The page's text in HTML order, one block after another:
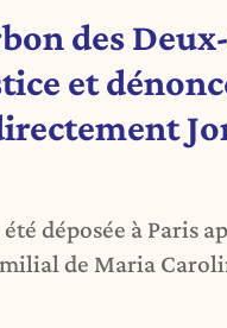
des
et
déposée à Paris
de Maria